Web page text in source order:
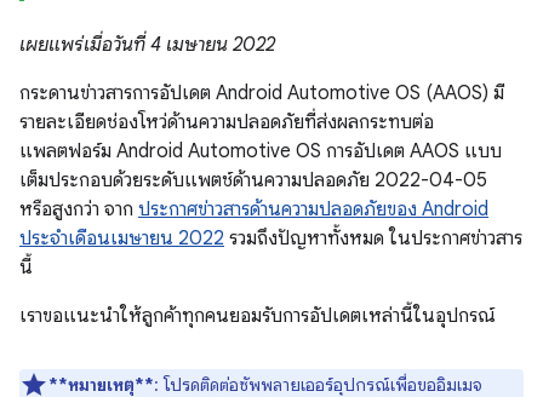
เผยแพร่เมื่อวันที่ 4 เมษายน 2022
กระดานข่าวสารการอัปเดต Android Automotive OS (AAOS) มี
รายละเอียดช่องโหว่ด้านความปลอดภัยที่ส่งผลกระทบต่อ
แพลตฟอร์ม Android Automotive OS การอัปเดต AAOS แบบ
เต็มประกอบด้วยระดับแพตช์ด้านความปลอดภัย 2022-04-05
หรือสูงกว่า จาก ประกาศข่าวสารด้านความปลอดภัยของ Android
ประจำเดือนเมษายน 2022 รวมถึงปัญหาทั้งหมด ในประกาศข่าวสาร
นี้
เราขอแนะนำให้ลูกค้าทุกคนยอมรับการอัปเดตเหล่านี้ในอุปกรณ์
**หมายเหตุ**: โปรดติดต่อซัพพลายเออร์อุปกรณ์เพื่อขออิมเมจ